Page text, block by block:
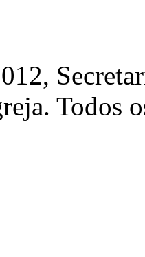
Todos